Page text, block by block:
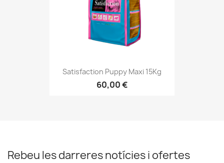
Satisfaction Puppy Maxi 15Kg
60,00 €
Rebeu les darreres notícies i ofertes